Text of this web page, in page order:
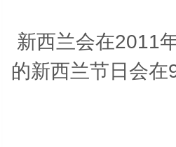
新西兰会在2011
的新西兰节日会